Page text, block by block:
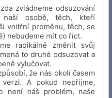
zvládneme odsuzování
osobě, těch, kteří
vnitřní proměnu, těch, se
nebudeme mít co říct.
radikálně změnit svůj
to druhé odsuzovat a
vylučovat.
že nás okolí časem
A pokud nepřijme,
není náš problém, naše